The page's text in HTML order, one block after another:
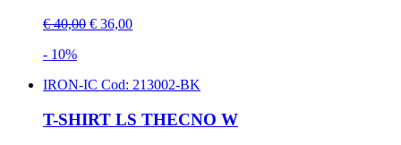
€ 40,00 € 36,00
- 10%
IRON-IC Cod: 213002-BK
T-SHIRT LS THECNO W